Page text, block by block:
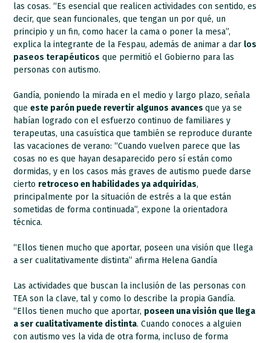
las cosas. “Es esencial que realicen actividades con sentido, es
decir, que sean funcionales, que tengan un por qué, un
principio y un fin, como hacer la cama o poner la mesa”,
explica la integrante de la Fespau, además de animar a dar los
paseos terapéuticos que permitió el Gobierno para las
personas con autismo.
Gandía, poniendo la mirada en el medio y largo plazo, señala
queeste parón puede revertir algunos avancesque ya se
habían logrado con el esfuerzo continuo de familiares y
terapeutas, una casuística que también se reproduce durante
las vacaciones de verano: “Cuando vuelven parece que las
cosas no es que hayan desaparecido pero sí están como
dormidas, y en los casos más graves de autismo puede darse
cierto retroceso en habilidades ya adquiridas,
principalmente por la situación de estrés a la que están
sometidas de forma continuada”, expone la orientadora
técnica.
“Ellos tienen mucho que aportar, poseen una visión que llega
a ser cualitativamente distinta” afirma Helena Gandía
Las actividades que buscan la inclusión de las personas con
TEA son la clave, tal y como lo describe la propia Gandía.
“Ellos tienen mucho que aportar, poseen una visión que llega
a ser cualitativamente distinta. Cuando conoces a alguien
con autismo ves la vida de otra forma, incluso de forma